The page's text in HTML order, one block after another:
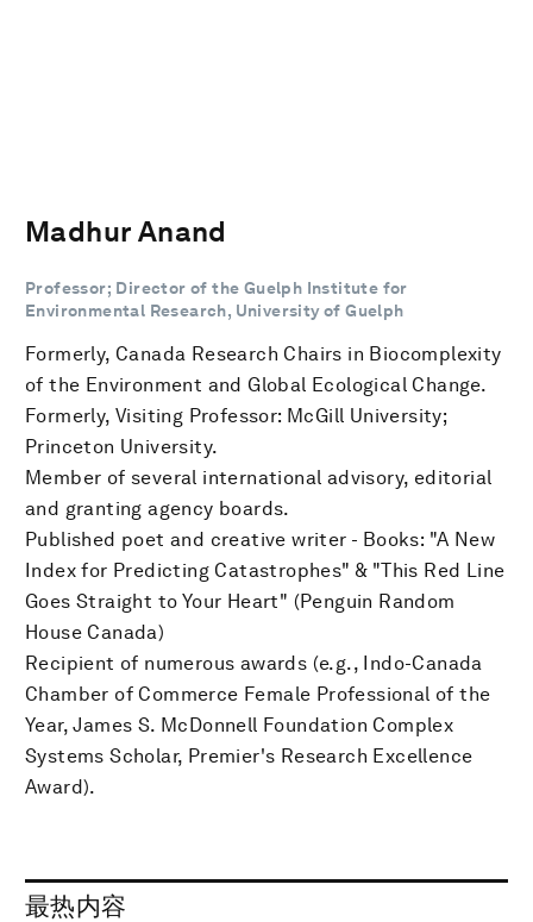
Madhur Anand
Professor; Director of the Guelph Institute for
Environmental Research, University of Guelph
Formerly, Canada Research Chairs in Biocomplexity
of the Environment and Global Ecological Change.
Formerly, Visiting Professor: McGill University;
Princeton University.
Member of several international advisory, editorial
and granting agency boards.
Published poet and creative writer - Books: "A New
Index for Predicting Catastrophes" & "This Red Line
Goes Straight to Your Heart" (Penguin Random
House Canada)
Recipient of numerous awards (e.g., Indo-Canada
Chamber of Commerce Female Professional of the
Year, James S. McDonnell Foundation Complex
Systems Scholar, Premier's Research Excellence
Award).
最热内容